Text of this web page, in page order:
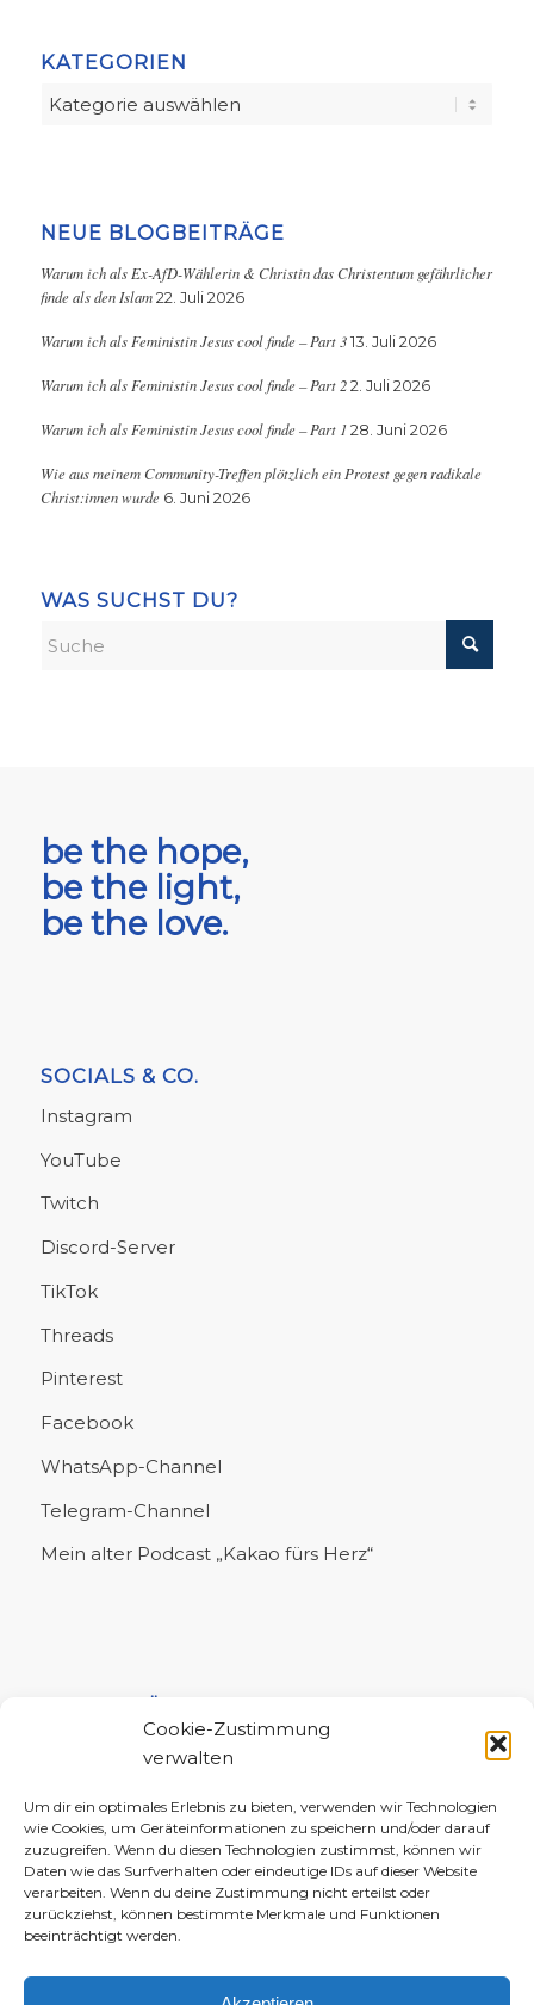
Cookie-Zustimmung
verwalten
Um dir ein optimales Erlebnis zu bieten, verwenden wir Technologien
wie Cookies, um Geräteinformationen zu speichern und/oder darauf
zuzugreifen. Wenn du diesen Technologien zustimmst, können wir
Daten wie das Surfverhalten oder eindeutige IDs auf dieser Website
verarbeiten. Wenn du deine Zustimmung nicht erteilst oder
zurückziehst, können bestimmte Merkmale und Funktionen
beeinträchtigt werden.
KATEGORIEN
Kategorien
NEUE BLOGBEITRÄGE
Warum ich als Ex-AfD-Wählerin & Christin das Christentum gefährlicher
finde als den Islam 22. Juli 2026
Warum ich als Feministin Jesus cool finde – Part 3 13. Juli 2026
Warum ich als Feministin Jesus cool finde – Part 2 2. Juli 2026
Warum ich als Feministin Jesus cool finde – Part 1 28. Juni 2026
Wie aus meinem Community-Treffen plötzlich ein Protest gegen radikale
Christ:innen wurde 6. Juni 2026
WAS SUCHST DU?
be the hope,
be the light,
be the love.
SOCIALS & CO.
Instagram
YouTube
Twitch
Discord-Server
TikTok
Threads
Pinterest
Facebook
WhatsApp-Channel
Telegram-Channel
Mein alter Podcast „Kakao fürs Herz“